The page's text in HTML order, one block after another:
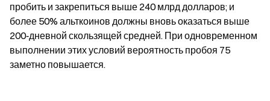
пробить и закрепиться выше 240 млрд долларов; и
более 50% альткоинов должны вновь оказаться выше
200‑дневной скользящей средней. При одновременном
выполнении этих условий вероятность пробоя 75
заметно повышается.